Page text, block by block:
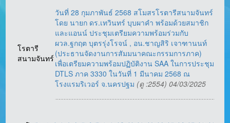
โรตารี
สนามจันทร์
วันที่ 28 กุมภาพันธ์ 2568 สโมสรโรตารีสนามจันทร์
โดย นายก ดร.เทวินทร์ บุบผาคำ พร้อมด้วยสมาชิก
และแอนน์ ประชุมเตรียมความพร้อมร่วมกับ
ผวล.ฐกฤต บุตรรุ่งโรจน์ , อน.ชาญสิริ เจาฑานนท์
(ประธานจัดงานการสัมมนาคณะกรรมการภาค)
เพื่อเตรียมความพร้อมปฏิบัติงาน SAA ในการประชุม
DTLS ภาค 3330 ในวันที่ 1 มีนาคม 2568 ณ
โรงแรมริเวอร์ จ.นครปฐม (ดู :2554) 04/03/2025